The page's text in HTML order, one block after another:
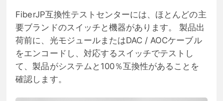
FiberJP互換性テストセンターには、ほとんどの主
要ブランドのスイッチと機器があります。 製品出
荷前に、光モジュールまたはDAC / AOCケーブル
をエンコードし、対応するスイッチでテストし
て、製品がシステムと100％互換性があることを
確認します。